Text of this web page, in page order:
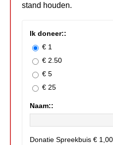
stand houden.
Ik doneer::
€ 1
€ 2.50
€ 5
€ 25
Naam::
Donatie Spreekbuis € 1,00